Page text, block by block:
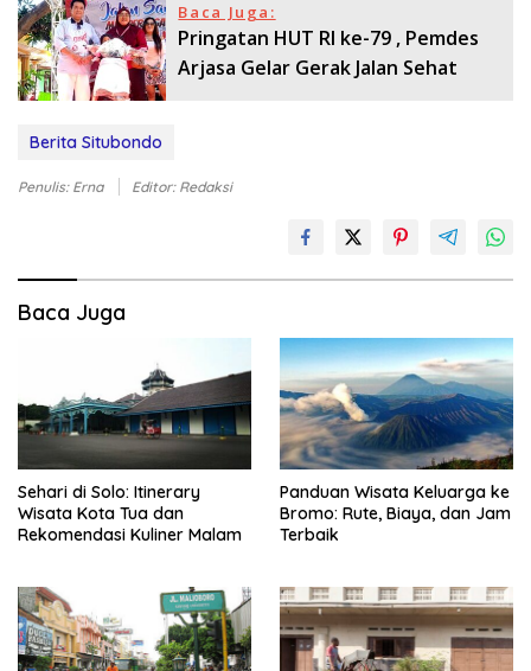
Baca Juga:
Pringatan HUT RI ke-79 , Pemdes
Arjasa Gelar Gerak Jalan Sehat
Berita Situbondo
Penulis: Erna Editor: Redaksi
Baca Juga
Sehari di Solo: Itinerary
Wisata Kota Tua dan
Rekomendasi Kuliner Malam
Panduan Wisata Keluarga ke
Bromo: Rute, Biaya, dan Jam
Terbaik